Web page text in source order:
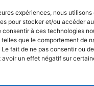
expériences, nous
pour stocker et/ou accéder
consentir à ces technologies
que le comportement de
fait de ne pas consentir ou
un effet négatif sur